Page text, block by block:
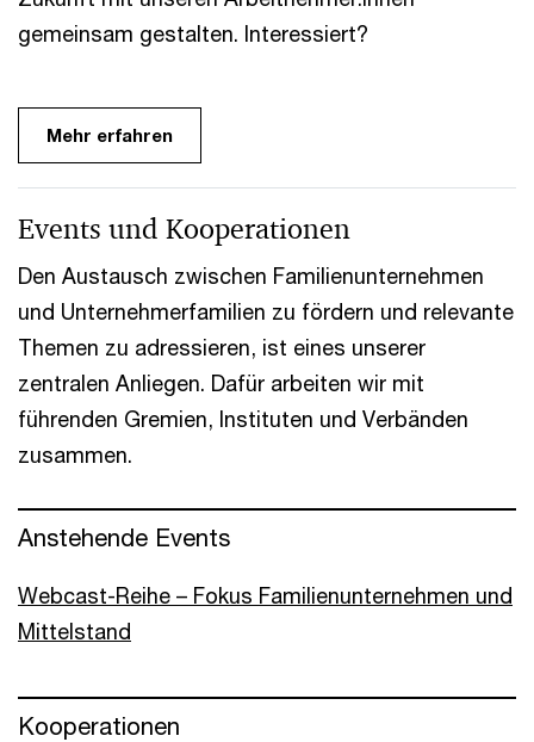
gemeinsam gestalten. Interessiert?
Mehr erfahren
Events und Kooperationen
Den Austausch zwischen Familienunternehmen
und Unternehmerfamilien zu fördern und relevante
Themen zu adressieren, ist eines unserer
zentralen Anliegen. Dafür arbeiten wir mit
führenden Gremien, Instituten und Verbänden
zusammen.
Anstehende Events
Webcast-Reihe – Fokus Familienunternehmen und
Mittelstand
Kooperationen